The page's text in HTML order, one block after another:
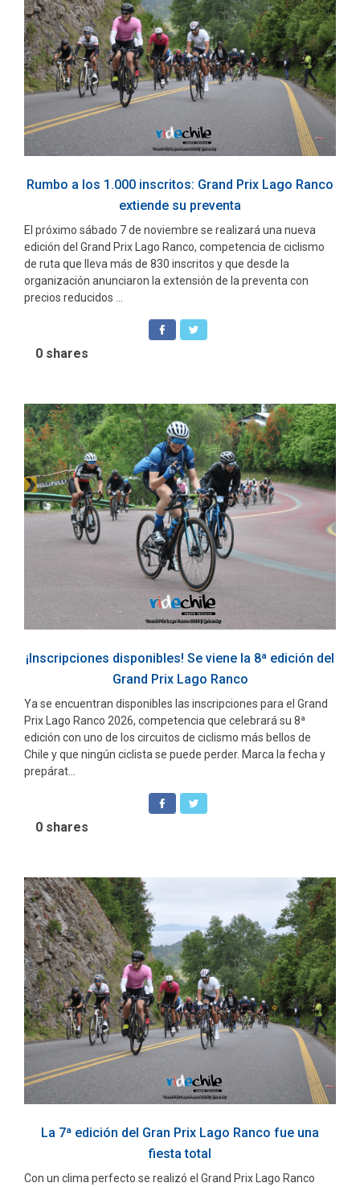
Rumbo a los 1.000 inscritos: Grand Prix Lago Ranco
extiende su preventa
El próximo sábado 7 de noviembre se realizará una nueva
edición del Grand Prix Lago Ranco, competencia de ciclismo
de ruta que lleva más de 830 inscritos y que desde la
organización anunciaron la extensión de la preventa con
precios reducidos ...
0 shares
¡Inscripciones disponibles! Se viene la 8ª edición del
Grand Prix Lago Ranco
Ya se encuentran disponibles las inscripciones para el Grand
Prix Lago Ranco 2026, competencia que celebrará su 8ª
edición con uno de los circuitos de ciclismo más bellos de
Chile y que ningún ciclista se puede perder. Marca la fecha y
prepárat...
0 shares
La 7ª edición del Gran Prix Lago Ranco fue una
fiesta total
Con un clima perfecto se realizó el Grand Prix Lago Ranco